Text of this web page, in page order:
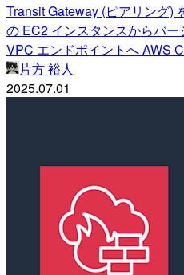
Transit Gateway (ピアリング)
の EC2 インスタンスからバ
VPC エンドポイントへ AWS
片方 裕人
2025.07.01